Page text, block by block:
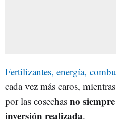
Fertilizantes, energía,
cada vez más caros,
por las cosechas no
inversión realizada.